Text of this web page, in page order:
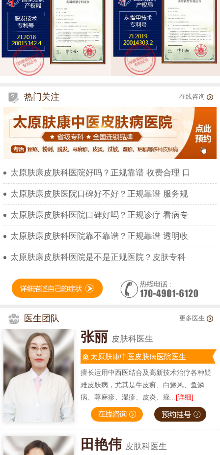
热门关注 在线咨询
太原肤康皮肤科医院好吗？正规靠谱 收费合理 口
太原肤康皮肤医院口碑好不好？正规靠谱 服务规
太原肤康皮肤科医院口碑好吗？正规诊疗 看病专
太原肤康皮肤科医院靠不靠谱？正规靠谱 透明收
太原肤康皮肤科医院是不是正规医院？皮肤专科
医生团队 更多医生
张丽 皮肤科医生
太原肤康中医皮肤病医院医生
擅长运用中西医结合及高新技术治疗各种疑
难皮肤病，尤其是牛皮癣、白癜风、鱼鳞
病、荨麻疹、湿疹、皮炎、痤... [详细]
田艳伟 皮肤科医生